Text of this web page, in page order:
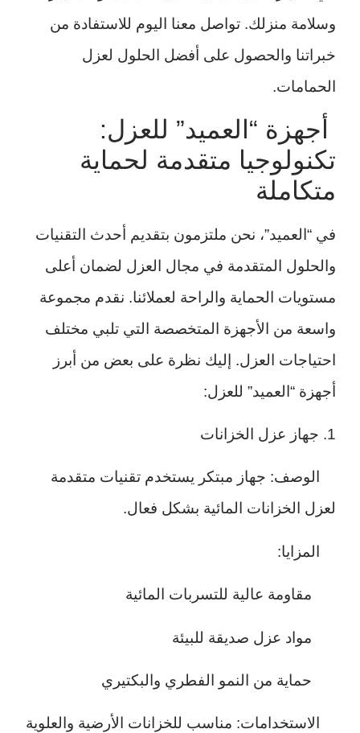
وسلامة منزلك. تواصل معنا اليوم للاستفادة من
خبراتنا والحصول على أفضل الحلول لعزل
الحمامات.
أجهزة “العميد” للعزل:
تكنولوجيا متقدمة لحماية
متكاملة
في “العميد”، نحن ملتزمون بتقديم أحدث التقنيات
والحلول المتقدمة في مجال العزل لضمان أعلى
مستويات الحماية والراحة لعملائنا. نقدم مجموعة
واسعة من الأجهزة المتخصصة التي تلبي مختلف
احتياجات العزل. إليك نظرة على بعض من أبرز
أجهزة “العميد” للعزل:
1. جهاز عزل الخزانات
الوصف: جهاز مبتكر يستخدم تقنيات متقدمة
لعزل الخزانات المائية بشكل فعال.
المزايا:
مقاومة عالية للتسربات المائية
مواد عزل صديقة للبيئة
حماية من النمو الفطري والبكتيري
الاستخدامات: مناسب للخزانات الأرضية والعلوية